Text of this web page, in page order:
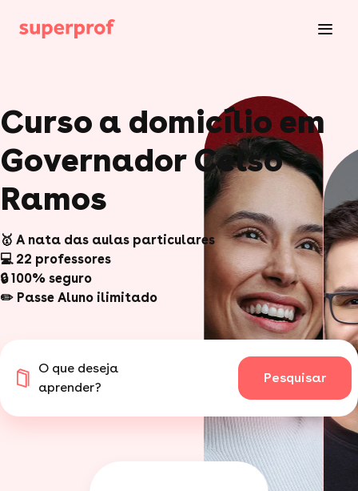
Curso a domicílio em
Governador Celso
Ramos
🥇 A nata das aulas particulares
💻 22 professores
🔒 100% seguro
✏️ Passe Aluno ilimitado
O que deseja
aprender?
Pesquisar